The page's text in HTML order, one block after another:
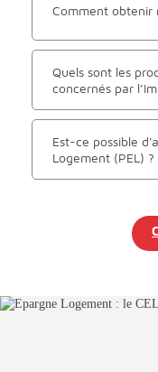
Comment obtenir
Quels sont les
concernés par
Est-ce possible
Logement (PEL) ?